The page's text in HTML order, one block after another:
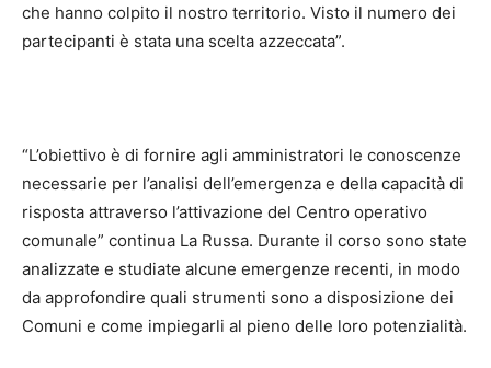
che hanno colpito il nostro territorio. Visto il numero dei
partecipanti è stata una scelta azzeccata”.
“L’obiettivo è di fornire agli amministratori le conoscenze
necessarie per l’analisi dell’emergenza e della capacità di
risposta attraverso l’attivazione del Centro operativo
comunale” continua La Russa. Durante il corso sono state
analizzate e studiate alcune emergenze recenti, in modo
da approfondire quali strumenti sono a disposizione dei
Comuni e come impiegarli al pieno delle loro potenzialità.